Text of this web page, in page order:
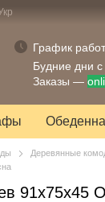
График
Будние дни
Заказы —
Деревянные
91х75х45